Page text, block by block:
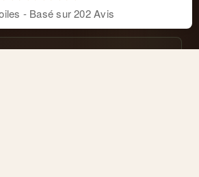
662- Basé sur202Avis